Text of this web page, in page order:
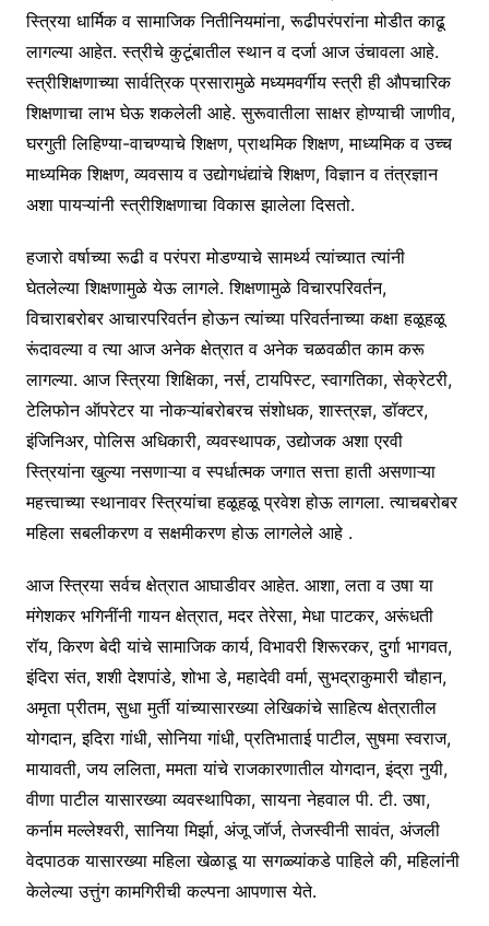
स्त्रिया धार्मिक व सामाजिक नितीनियमांना, रूढीपरंपरांना मोडीत काढू
लागल्या आहेत. स्त्रीचे कुटूंबातील स्थान व दर्जा आज उंचावला आहे.
स्त्रीशिक्षणाच्या सार्वत्रिक प्रसारामुळे मध्यमवर्गीय स्त्री ही औपचारिक
शिक्षणाचा लाभ घेऊ शकलेली आहे. सुरूवातीला साक्षर होण्याची जाणीव,
घरगुती लिहिण्या-वाचण्याचे शिक्षण, प्राथमिक शिक्षण, माध्यमिक व उच्च
माध्यमिक शिक्षण, व्यवसाय व उद्योगधंद्यांचे शिक्षण, विज्ञान व तंत्रज्ञान
अशा पायऱ्यांनी स्त्रीशिक्षणाचा विकास झालेला दिसतो.
हजारो वर्षाच्या रूढी व परंपरा मोडण्याचे सामर्थ्य त्यांच्यात त्यांनी
घेतलेल्या शिक्षणामुळे येऊ लागले. शिक्षणामुळे विचारपरिवर्तन,
विचाराबरोबर आचारपरिवर्तन होऊन त्यांच्या परिवर्तनाच्या कक्षा हळूहळू
रूंदावल्या व त्या आज अनेक क्षेत्रात व अनेक चळवळीत काम करू
लागल्या. आज स्त्रिया शिक्षिका, नर्स, टायपिस्ट, स्वागतिका, सेक्रेटरी,
टेलिफोन ऑपरेटर या नोकऱ्यांबरोबरच संशोधक, शास्त्रज्ञ, डॉक्टर,
इंजिनिअर, पोलिस अधिकारी, व्यवस्थापक, उद्योजक अशा एरवी
स्त्रियांना खुल्या नसणाऱ्या व स्पर्धात्मक जगात सत्ता हाती असणाऱ्या
महत्त्वाच्या स्थानावर स्त्रियांचा हळूहळू प्रवेश होऊ लागला. त्याचबरोबर
महिला सबलीकरण व सक्षमीकरण होऊ लागलेले आहे .
आज स्त्रिया सर्वच क्षेत्रात आघाडीवर आहेत. आशा, लता व उषा या
मंगेशकर भगिनींनी गायन क्षेत्रात, मदर तेरेसा, मेधा पाटकर, अरूंधती
रॉय, किरण बेदी यांचे सामाजिक कार्य, विभावरी शिरूरकर, दुर्गा भागवत,
इंदिरा संत, शशी देशपांडे, शोभा डे, महादेवी वर्मा, सुभद्राकुमारी चौहान,
अमृता प्रीतम, सुधा मुर्ती यांच्यासारख्या लेखिकांचे साहित्य क्षेत्रातील
योगदान, इदिरा गांधी, सोनिया गांधी, प्रतिभाताई पाटील, सुषमा स्वराज,
मायावती, जय ललिता, ममता यांचे राजकारणातील योगदान, इंद्रा नुयी,
वीणा पाटील यासारख्या व्यवस्थापिका, सायना नेहवाल पी. टी. उषा,
कर्नाम मल्लेश्वरी, सानिया मिर्झा, अंजू जॉर्ज, तेजस्वीनी सावंत, अंजली
वेदपाठक यासारख्या महिला खेळाडू या सगळ्यांकडे पाहिले की, महिलांनी
केलेल्या उत्तुंग कामगिरीची कल्पना आपणास येते.